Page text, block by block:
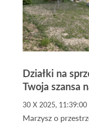
obowiązującym
Działki na
Twoja szansa
30 X 2025, 11:39:00
Marzysz o